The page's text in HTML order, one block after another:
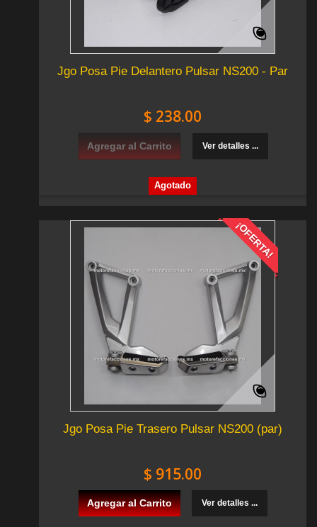
Jgo Posa Pie Delantero Pulsar NS200 - Par
$ 238.00
Agregar al Carrito Ver detalles ...
Agotado
¡OFERTA!
Jgo Posa Pie Trasero Pulsar NS200 (par)
$ 915.00
Agregar al Carrito Ver detalles ...